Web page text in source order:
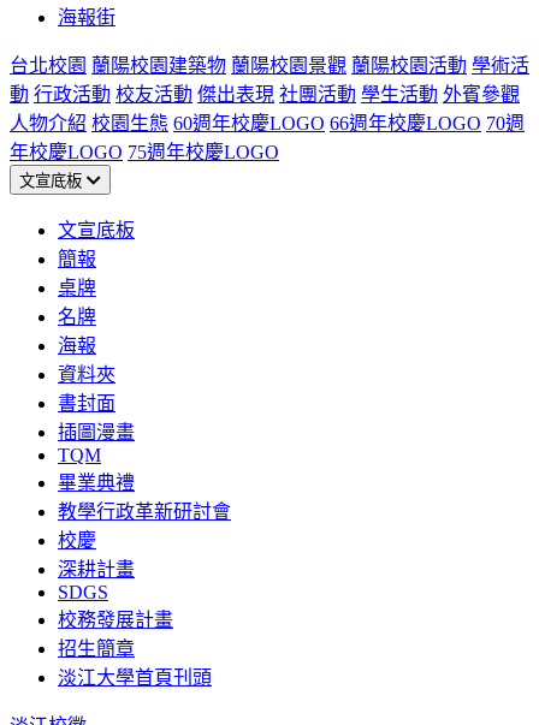
海報街
台北校園 蘭陽校園建築物 蘭陽校園景觀 蘭陽校園活動 學術活
動 行政活動 校友活動 傑出表現 社團活動 學生活動 外賓參觀
人物介紹 校園生態 60週年校慶LOGO 66週年校慶LOGO 70週
年校慶LOGO 75週年校慶LOGO
文宣底板
文宣底板
簡報
桌牌
名牌
海報
資料夾
書封面
插圖漫畫
TQM
畢業典禮
教學行政革新研討會
校慶
深耕計畫
SDGS
校務發展計畫
招生簡章
淡江大學首頁刊頭